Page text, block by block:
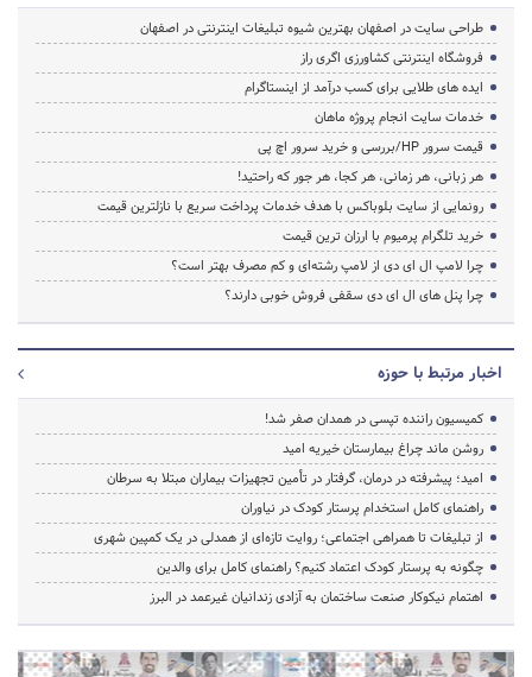
طراحی سایت در اصفهان بهترین شیوه تبلیغات اینترنتی در اصفهان
فروشگاه اینترنتی کشاورزی اگری راز
ایده های طلایی برای کسب درآمد از اینستاگرام
خدمات سایت انجام پروژه ماهان
قیمت سرور HP/بررسی و خرید سرور اچ پی
هر زبانی، هر زمانی، هر کجا، هر جور که راحتید!
رونمایی از سایت بلوباکس با هدف خدمات پرداخت سریع با نازلترین قیمت
خرید تلگرام پرمیوم با ارزان ترین قیمت
چرا لامپ ال ای دی از لامپ رشته‌ای و کم مصرف بهتر است؟
چرا پنل های ال ای دی سقفی فروش خوبی دارند؟
اخبار مرتبط با حوزه
کمیسیون راننده تپسی در همدان صفر شد!
روشن ماند چراغ بیمارستان خیریه امید
امید؛ پیشرفته در درمان، گرفتار در تأمین تجهیزات بیماران مبتلا به سرطان
راهنمای کامل استخدام پرستار کودک در نیاوران
از تبلیغات تا همراهی اجتماعی؛ روایت تازه‌ای از همدلی در یک کمپین شهری
چگونه به پرستار کودک اعتماد کنیم؟ راهنمای کامل برای والدین
اهتمام نیکوکار صنعت ساختمان به آزادی زندانیان غیرعمد در البرز